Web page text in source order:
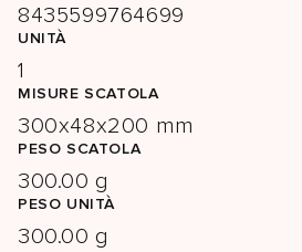
8435599764699
UNITÀ
1
MISURE SCATOLA
300x48x200 mm
PESO SCATOLA
300.00 g
PESO UNITÀ
300.00 g